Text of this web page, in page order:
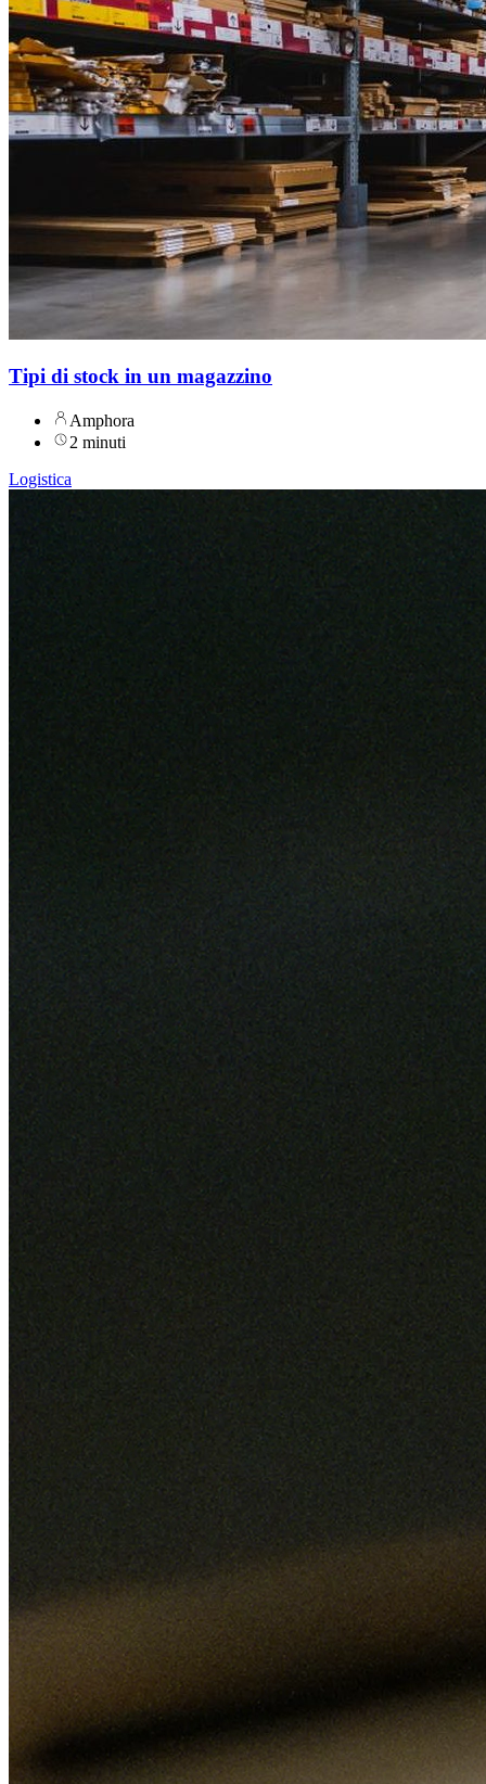
Tipi di stock in un magazzino
Amphora
2 minuti
Logistica